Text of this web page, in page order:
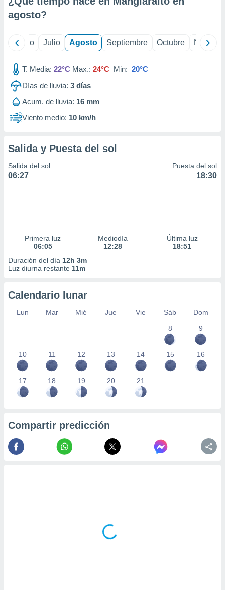
e
publicidad
publicidad
de
agosto?
Junio Julio Agosto Septiembre Octubre
T. Media: 22°C Max.: 24°C Min: 20°C
Días de lluvia: 3 días
Acum. de lluvia: 16 mm
Viento medio: 10 km/h
Salida y Puesta del sol
Salida del sol
06:27
Puesta del sol
18:30
Primera luz
06:05
Mediodía
12:28
Última luz
18:51
Duración del día 12h 3m
Luz diurna restante 11m
Calendario lunar
Lun Mar Mié Jue Vie Sáb
Dom
8
9
10 11 12 13 14 15 16
17 18 19 20 21
Compartir predicción